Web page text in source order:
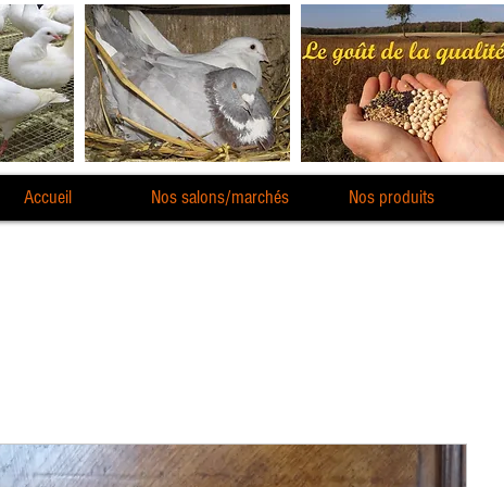
Accueil Nos salons/marchés Nos produits